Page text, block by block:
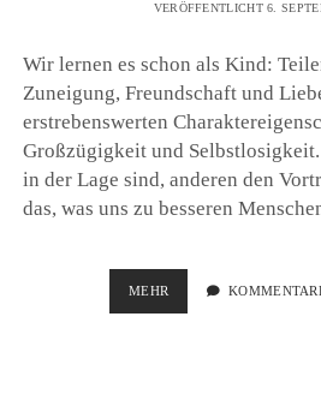
VERÖFFENTLICHT 6.
Wir lernen es schon als Kind:
Zuneigung, Freundschaft und
erstrebenswerten
Großzügigkeit und
in der Lage sind, anderen den
das, was uns zu besseren
MEHR TEILEN
STATT